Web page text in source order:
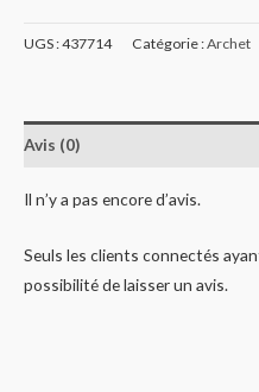
UGS :437714 Catégorie :Archet
Avis (0)
Il n’y a pas encore d’avis.
Seuls les clients connectés
possibilité de laisser un avis.